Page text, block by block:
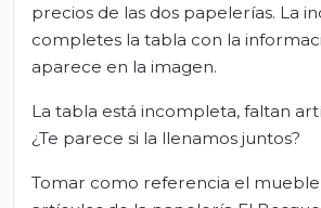
precios de las dos papelerías. La
completes la tabla con la
aparece en la imagen.
La tabla está incompleta, faltan
¿Te parece si la llenamos juntos?
Tomar como referencia el